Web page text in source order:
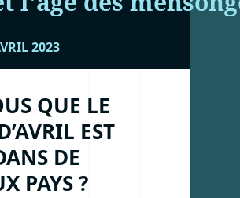
2023
QUE LE
EST
DE
PAYS ?